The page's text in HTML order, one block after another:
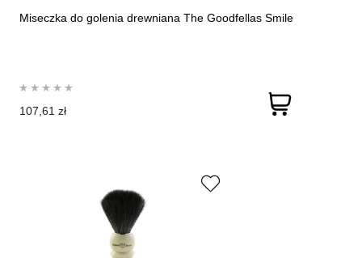
Miseczka do golenia drewniana The Goodfellas Smile
107,61 zł